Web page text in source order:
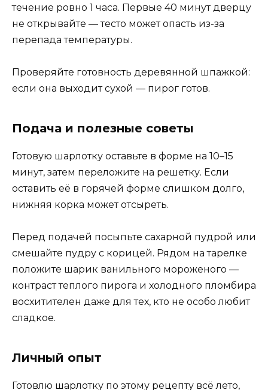
течение ровно 1 часа. Первые 40 минут дверцу
не открывайте — тесто может опасть из-за
перепада температуры.
Проверяйте готовность деревянной шпажкой:
если она выходит сухой — пирог готов.
Подача и полезные советы
Готовую шарлотку оставьте в форме на 10–15
минут, затем переложите на решетку. Если
оставить её в горячей форме слишком долго,
нижняя корка может отсыреть.
Перед подачей посыпьте сахарной пудрой или
смешайте пудру с корицей. Рядом на тарелке
положите шарик ванильного мороженого —
контраст теплого пирога и холодного пломбира
восхитителен даже для тех, кто не особо любит
сладкое.
Личный опыт
Готовлю шарлотку по этому рецепту всё лето,